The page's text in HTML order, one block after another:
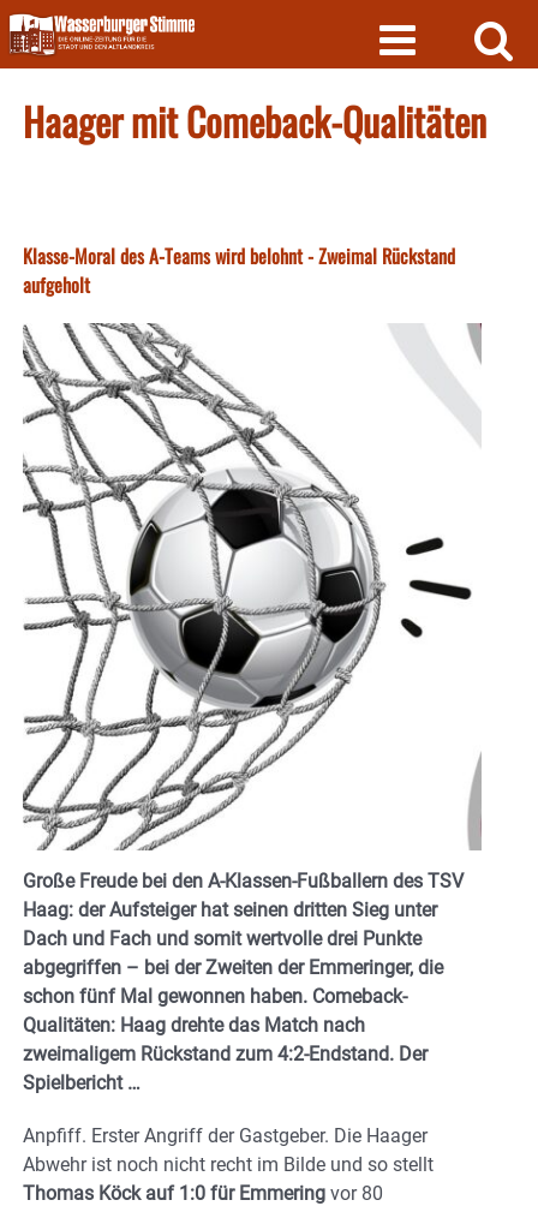
Skip
to
content
Haager mit Comeback-Qualitäten
Klasse-Moral des A-Teams wird belohnt - Zweimal Rückstand
aufgeholt
Große Freude bei den A-Klassen-Fußballern des TSV
Haag: der Aufsteiger hat seinen dritten Sieg unter
Dach und Fach und somit wertvolle drei Punkte
abgegriffen – bei der Zweiten der Emmeringer, die
schon fünf Mal gewonnen haben. Comeback-
Qualitäten: Haag drehte das Match nach
zweimaligem Rückstand zum 4:2-Endstand. Der
Spielbericht …
Anpfiff. Erster Angriff der Gastgeber. Die Haager
Abwehr ist noch nicht recht im Bilde und so stellt
Thomas Köck auf 1:0 für Emmering vor 80